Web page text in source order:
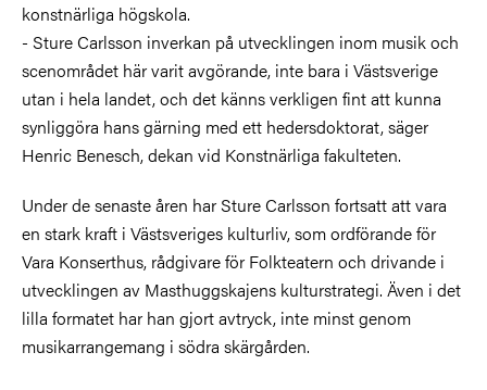
konstnärliga högskola.
- Sture Carlsson inverkan på utvecklingen inom musik och
scenområdet här varit avgörande, inte bara i Västsverige
utan i hela landet, och det känns verkligen fint att kunna
synliggöra hans gärning med ett hedersdoktorat, säger
Henric Benesch, dekan vid Konstnärliga fakulteten.
Under de senaste åren har Sture Carlsson fortsatt att vara
en stark kraft i Västsveriges kulturliv, som ordförande för
Vara Konserthus, rådgivare för Folkteatern och drivande i
utvecklingen av Masthuggskajens kulturstrategi. Även i det
lilla formatet har han gjort avtryck, inte minst genom
musikarrangemang i södra skärgården.